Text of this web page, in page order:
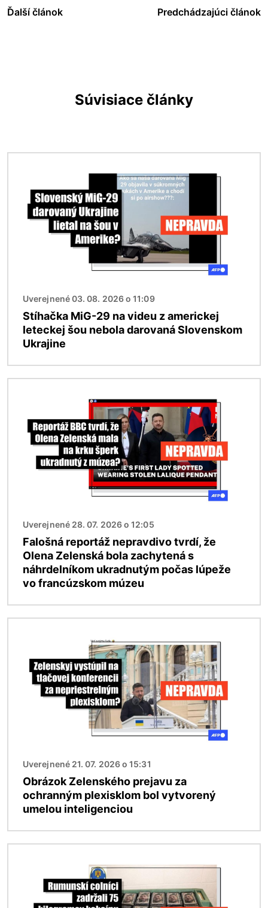
Ďalší článok Predchádzajúci článok
Súvisiace články
Uverejnené 03. 08. 2026 o 11:09
Stíhačka MiG-29 na videu z americkej
leteckej šou nebola darovaná Slovenskom
Ukrajine
Uverejnené 28. 07. 2026 o 12:05
Falošná reportáž nepravdivo tvrdí, že
Olena Zelenská bola zachytená s
náhrdelníkom ukradnutým počas lúpeže
vo francúzskom múzeu
Uverejnené 21. 07. 2026 o 15:31
Obrázok Zelenského prejavu za
ochranným plexisklom bol vytvorený
umelou inteligenciou